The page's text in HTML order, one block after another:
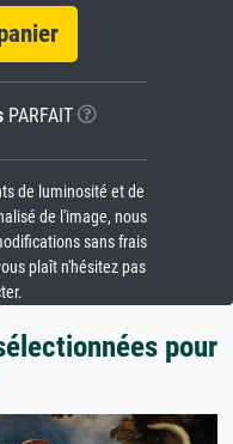
PARFAIT
de luminosité et de
de l'image, nous
sans frais
plaît n'hésitez pas
pour